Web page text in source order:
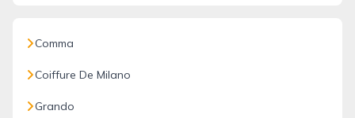
Comma
Coiffure De Milano
Grando